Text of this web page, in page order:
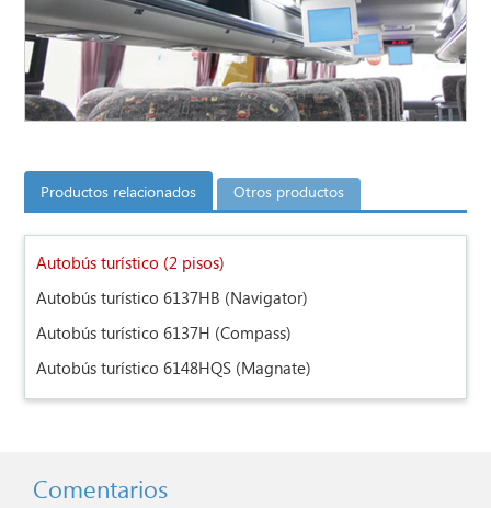
Productos relacionados Otros productos
Autobús turístico (2 pisos)
Autobús turístico 6137HB (Navigator)
Autobús turístico 6137H (Compass)
Autobús turístico 6148HQS (Magnate)
Comentarios